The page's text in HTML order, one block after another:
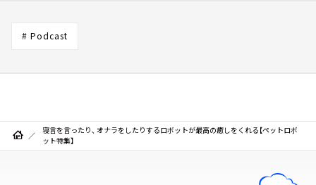
# Podcast
寝言を言ったり、 オナラをしたりするロボットが最高の癒しをくれる【ペットロボ
ット特集】